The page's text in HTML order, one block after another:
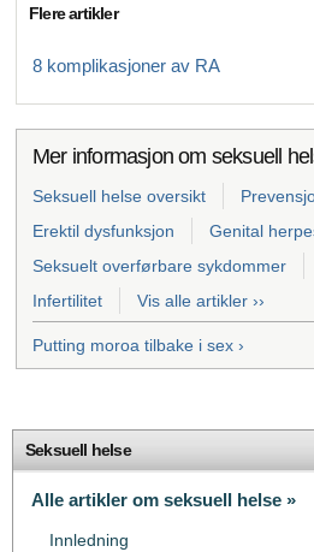
Flere artikler
8 komplikasjoner av RA
Mer informasjon om seksuell
Seksuell helse oversikt
Erektil dysfunksjon
Genital
Seksuelt overførbare sykdommer
Infertilitet
Vis alle artikler ››
Putting moroa tilbake i sex ›
Seksuell helse
Alle artikler om seksuell helse »
Innledning